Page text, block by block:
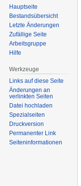
Hauptseite
Bestandsübersicht
Letzte Änderungen
Zufällige Seite
Arbeitsgruppe
Hilfe
Werkzeuge
Links auf diese Seite
Änderungen an
verlinkten Seiten
Datei hochladen
Spezialseiten
Druckversion
Permanenter Link
Seiten­informationen